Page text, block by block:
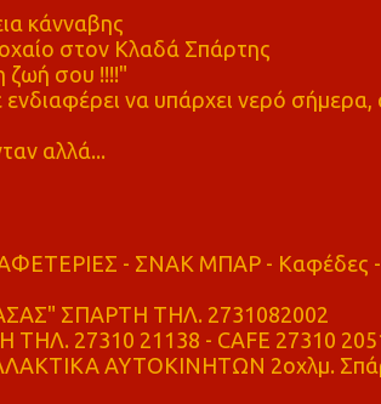
κάνναβης
στον Κλαδά Σπάρτης
ζωή σου !!!!"
να υπάρχει νερό σήμερα,
αλλά...
- ΣΝΑΚ ΜΠΑΡ - Καφέδες -
ΣΠΑΡΤΗ ΤΗΛ. 2731082002
27310 21138 - CAFE 27310
ΑΥΤΟΚΙΝΗΤΩΝ 2οχλμ.